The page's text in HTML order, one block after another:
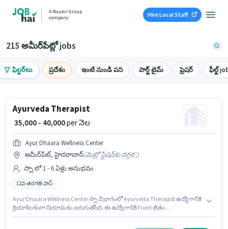
A Naukri Group
company
Hire Local Staff
215 అమీర్‌పేట్లో jobs
ఫిల్టర్‌లు ప్రదేశం ఇంటి నుండి పని పార్ట్ టైమ్ ఫ్రెషర్ ఫీల్డ్
Ayurveda Therapist
₹ 35,000 - 40,000per నెల
Ayur Dhaara Wellness Center
అమీర్‌పేట్, హైదరాబాద్(మెట్రో స్టేషన్‌కు దగ్గర',)
స్పా లో 1 - 6 ఏళ్లు అనుభవం
12వ తరగతి పాస్
Ayur Dhaara Wellness Center స్పా విభాగంలో Ayurveda Therapist ఉద్యోగానికి
క్రియాశీలకంగా నియామకం జరుగుతోంది. ఈ ఉద్యోగానికి Fixed జీతం